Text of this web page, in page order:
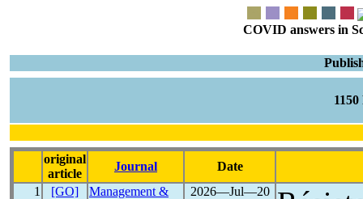
COVID answers in
original
article
Journal
Date
1
[GO]
Management &
2026―Jul―20